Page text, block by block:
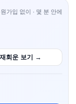
가입 없이 · 몇 분 안에
재회운 보기 →